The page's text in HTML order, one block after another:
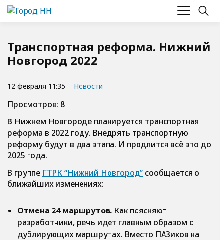
Транспортная реформа. Нижний
Новгород 2022
12 февраля 11:35 Новости
Просмотров: 8
В Нижнем Новгороде планируется транспортная
реформа в 2022 году. Внедрять транспортную
реформу будут в два этапа. И продлится всё это до
2025 года.
В группе ГТРК “Нижний Новгород” сообщается о
ближайших изменениях:
Отмена 24 маршрутов. Как поясняют
разработчики, речь идет главным образом о
дублирующих маршрутах. Вместо ПАЗиков на